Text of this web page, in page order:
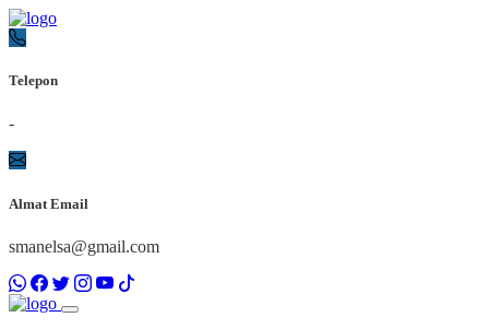
Telepon
-
Almat Email
smanelsa@gmail.com